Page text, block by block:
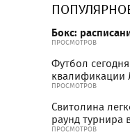
Бокс:
ПРОСМОТРОВ
Футбол
квалификации
ПРОСМОТРОВ
Свитолина
раунд турнира
ПРОСМОТРОВ